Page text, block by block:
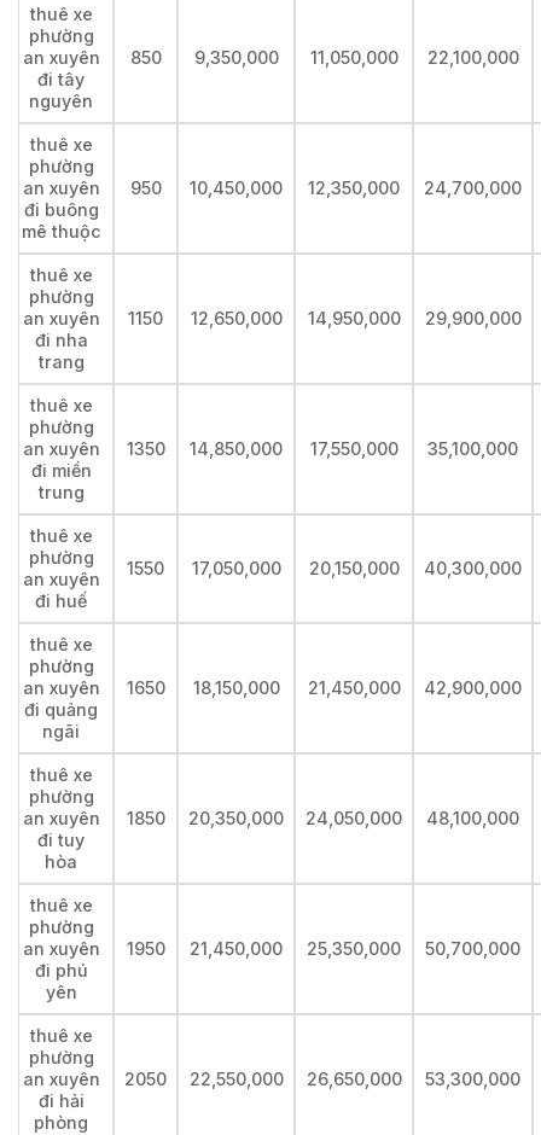
thuê xe
phường
an xuyên
đi tây
nguyên
850 9,350,000 11,050,000 22,100,000
thuê xe
phường
an xuyên
đi buông
mê thuộc
950 10,450,000 12,350,000 24,700,000
thuê xe
phường
an xuyên
đi nha
trang
1150 12,650,000 14,950,000 29,900,000
thuê xe
phường
an xuyên
đi miền
trung
1350 14,850,000 17,550,000 35,100,000
thuê xe
phường
an xuyên
đi huế
1550 17,050,000 20,150,000 40,300,000
thuê xe
phường
an xuyên
đi quảng
ngãi
1650 18,150,000 21,450,000 42,900,000
thuê xe
phường
an xuyên
đi tuy
hòa
1850 20,350,000 24,050,000 48,100,000
thuê xe
phường
an xuyên
đi phú
yên
1950 21,450,000 25,350,000 50,700,000
thuê xe
phường
an xuyên
đi hải
phòng
2050 22,550,000 26,650,000 53,300,000